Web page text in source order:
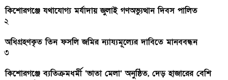
কিশোরগঞ্জে যথাযোগ্য মর্যাদায় জুলাই গণঅভ্যুত্থান দিবস পালিত
২
অধিগ্রহণকৃত তিন ফসলি জমির ন্যায্যমূল্যের দাবিতে মানববন্ধন
৩
কিশোরগঞ্জে ব্যতিক্রমধর্মী ‘ভাতা মেলা’ অনুষ্ঠিত, দেড় হাজারের বেশি